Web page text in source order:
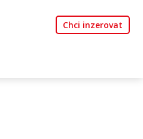
Chci inzerovat